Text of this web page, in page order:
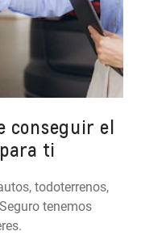
conseguir el
ti
todoterrenos,
tenemos